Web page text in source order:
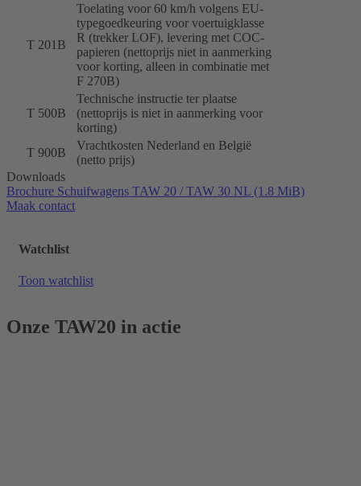
T 201B
Toelating voor 60 km/h volgens EU-
typegoedkeuring voor voertuigklasse
R (trekker LOF), levering met COC-
papieren (nettoprijs niet in aanmerking
voor korting, alleen in combinatie met
F 270B)
T 500B
Technische instructie ter plaatse
(nettoprijs is niet in aanmerking voor
korting)
T 900B
Vrachtkosten Nederland en België
(netto prijs)
Downloads
Brochure Schuifwagens TAW 20 / TAW 30 NL (1.8 MiB)
Maak contact
Watchlist
Toon watchlist
Onze TAW20 in actie